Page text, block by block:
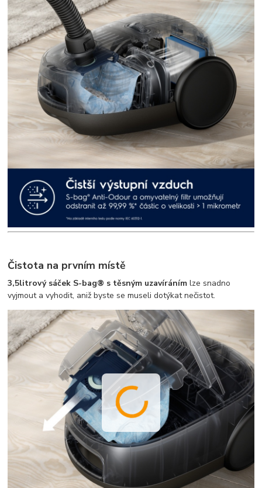
Čistota na prvním místě
3,5litrový sáček S-bag® s těsným uzavíráním lze snadno
vyjmout a vyhodit, aniž byste se museli dotýkat nečistot.